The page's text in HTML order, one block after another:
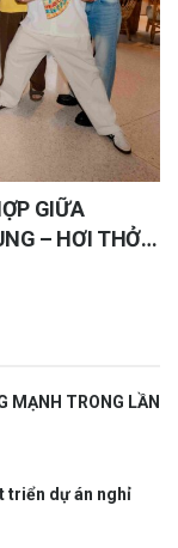
GIỮA
– HƠI THỞ
MẠNH TRONG LẦN
triển dự án nghỉ